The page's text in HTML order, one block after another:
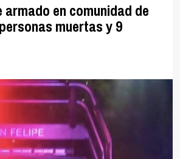
en comunidad de
muertas y 9